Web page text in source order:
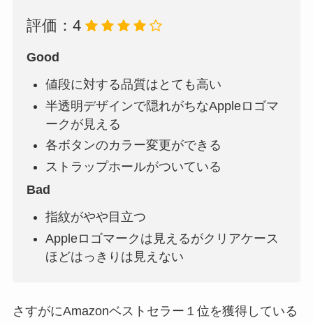
評価：4
Good
値段に対する品質はとても高い
半透明デザインで隠れがちなAppleロゴマ
ークが見える
各ボタンのカラー変更ができる
ストラップホールがついている
Bad
指紋がやや目立つ
Appleロゴマークは見えるがクリアケース
ほどはっきりは見えない
さすがにAmazonベストセラー１位を獲得している